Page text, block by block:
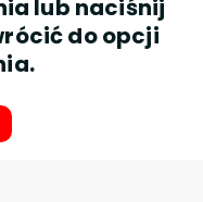
lub naciśnij
do opcji